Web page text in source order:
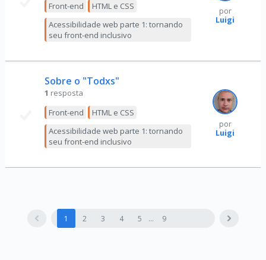
Front-end
HTML e CSS
Acessibilidade web parte 1: tornando
seu front-end inclusivo
por
Luigi
Sobre o "Todxs"
1 resposta
Front-end
HTML e CSS
Acessibilidade web parte 1: tornando
seu front-end inclusivo
por
Luigi
1 2 3 4 5 9